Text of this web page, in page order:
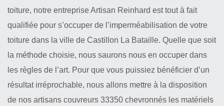
toiture, notre entreprise Artisan Reinhard est tout à fait
qualifiée pour s’occuper de l’imperméabilisation de votre
toiture dans la ville de Castillon La Bataille. Quelle que soit
la méthode choisie, nous saurons nous en occuper dans
les règles de l’art. Pour que vous puissiez bénéficier d’un
résultat irréprochable, nous allons mettre à la disposition
de nos artisans couvreurs 33350 chevronnés les matériels